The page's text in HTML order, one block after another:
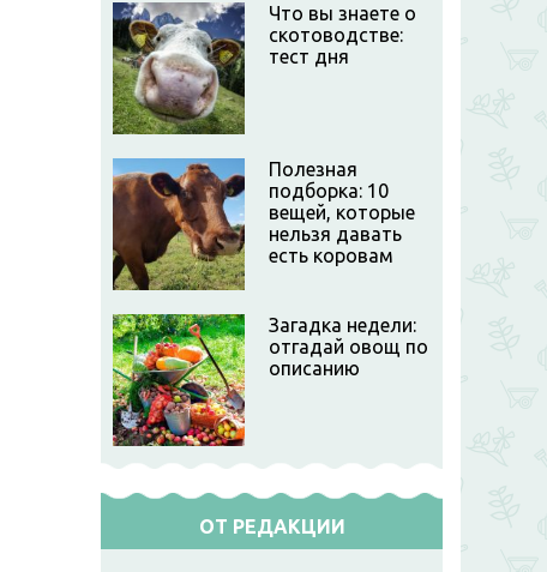
Что вы знаете о
скотоводстве:
тест дня
Полезная
подборка: 10
вещей, которые
нельзя давать
есть коровам
Загадка недели:
отгадай овощ по
описанию
ОТ РЕДАКЦИИ